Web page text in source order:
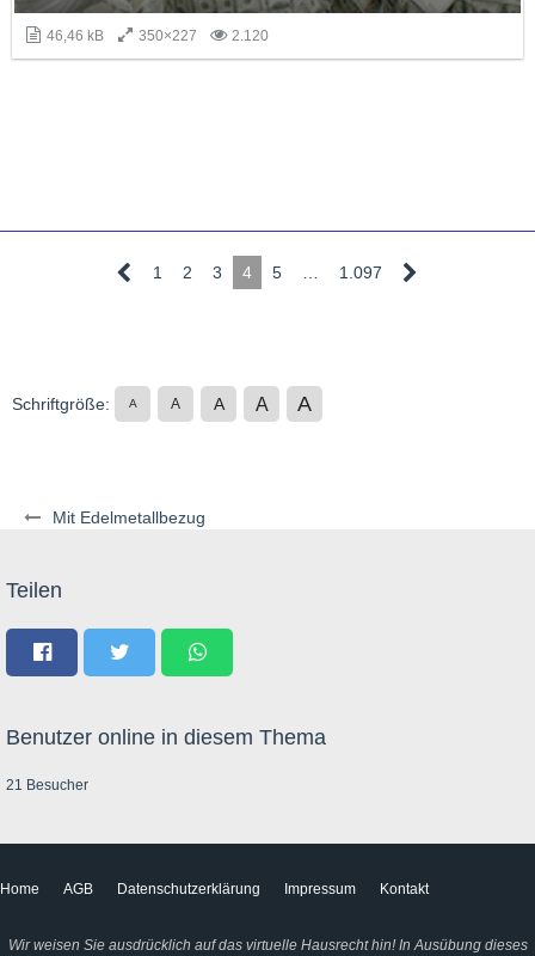
Mit Edelmetallbezug
46,46 kB 350×227 2.120
1 2 3 4 5 1.097
Schriftgröße: A A A A A
Teilen
Benutzer online in diesem Thema
21 Besucher
Home AGB Datenschutzerklärung Impressum Kontakt
Wir weisen Sie ausdrücklich auf das virtuelle Hausrecht hin! In Ausübung dieses